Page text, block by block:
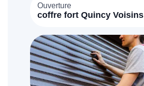
Ouverture
coffre fort Quincy Voisins